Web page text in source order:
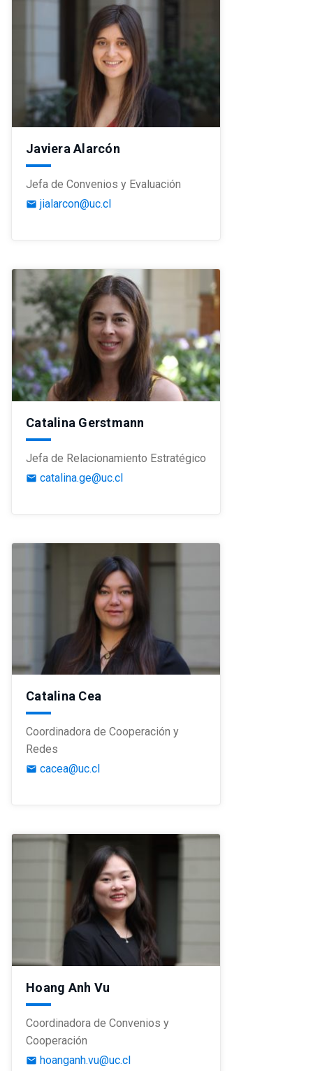
Javiera Alarcón
Jefa de Convenios y Evaluación
email jialarcon@uc.cl
Catalina Gerstmann
Jefa de Relacionamiento Estratégico
email catalina.ge@uc.cl
Catalina Cea
Coordinadora de Cooperación y
Redes
email cacea@uc.cl
Hoang Anh Vu
Coordinadora de Convenios y
Cooperación
email hoanganh.vu@uc.cl